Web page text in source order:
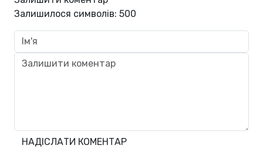
Залишилося символів: 500
НАДІСЛАТИ КОМЕНТАР